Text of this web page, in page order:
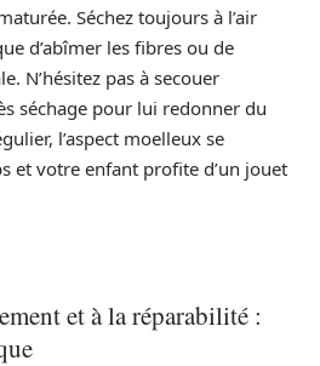
Séchez toujours à l’air
d’abîmer les fibres ou de
N’hésitez pas à secouer
séchage pour lui redonner du
l’aspect moelleux se
et votre enfant profite d’un jouet
et à la réparabilité :